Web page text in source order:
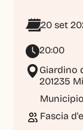
20 set
20:00
Giardino
201235
Fascia